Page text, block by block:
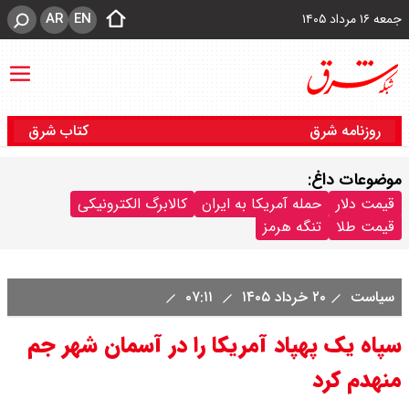
جمعه ۱۶ مرداد ۱۴۰۵ EN
AR
روزنامه شرق کتاب شرق
موضوعات داغ:
قیمت دلار حمله آمریکا به ایران
کالابرگ الکترونیکی
قیمت طلا
تنگه هرمز
سیاست ۲۰ خرداد ۱۴۰۵
سپاه یک پهپاد آمریکا را در آسمان شهر جم
منهدم کرد